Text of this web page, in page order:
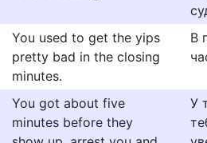
You used to get the yips
pretty bad in the closing
minutes.
В
You got about five
minutes before they
У